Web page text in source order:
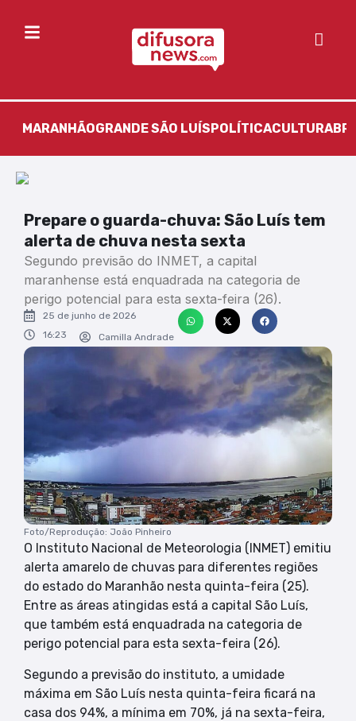
MARANHÃOGRANDE SÃO LUÍS POLÍTICACULTURA
Prepare o guarda-chuva: São Luís tem
alerta de chuva nesta sexta
Segundo previsão do INMET, a capital
maranhense está enquadrada na categoria de
perigo potencial para esta sexta-feira (26).
25 de junho de 2026
16:23
Camilla Andrade
Foto/Reprodução: João Pinheiro
O Instituto Nacional de Meteorologia (INMET) emitiu
alerta amarelo de chuvas para diferentes regiões
do estado do Maranhão nesta quinta-feira (25).
Entre as áreas atingidas está a capital São Luís,
que também está enquadrada na categoria de
perigo potencial para esta sexta-feira (26).
Segundo a previsão do instituto, a umidade
máxima em São Luís nesta quinta-feira ficará na
casa dos 94%, a mínima em 70%, já na sexta-feira,